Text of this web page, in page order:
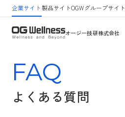
企業サイト製品サイトOGWグループサイト
オージー技研株式会社
サイトマップ
よくある質問
FAQ
よくある質問